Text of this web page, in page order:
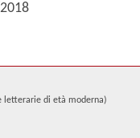
letterarie di età moderna)